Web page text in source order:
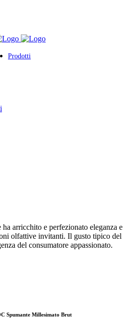
Prodotti
arricchito e perfezionato eleganza e
olfattive invitanti. Il gusto tipico del
del consumatore appassionato.
Spumante Millesimato Brut